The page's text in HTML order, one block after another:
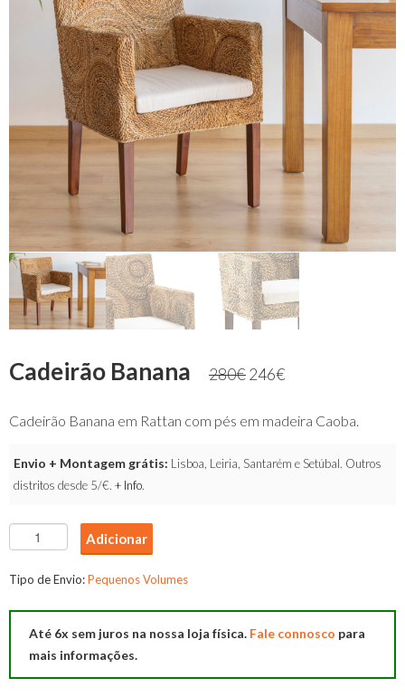
Cadeirão Banana 280€246€
Cadeirão Banana em Rattan com pés em madeira Caoba.
Envio + Montagem grátis: Lisboa, Leiria, Santarém e Setúbal. Outros
distritos desde 5/€. + Info.
Quantidade
de
Cadeirão
Adicionar
Tipo de Envio:Pequenos Volumes
Até 6x sem juros na nossa loja física. Fale connosco para
mais informações.